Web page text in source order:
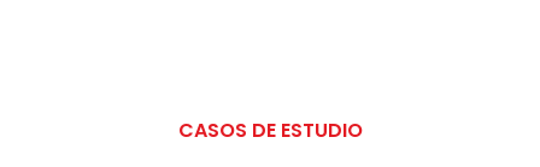
CASOS DE ESTUDIO